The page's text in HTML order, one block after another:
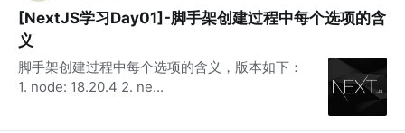
[NextJS学习Day01]-脚手架创建过程中每个选项的含
义
脚手架创建过程中每个选项的含义，版本如下：
1. node: 18.20.4 2. ne...